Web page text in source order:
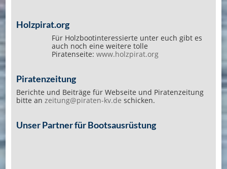
Holzpirat.org
Für Holzbootinteressierte unter euch gibt es
auch noch eine weitere tolle
Piratenseite: www.holzpirat.org
Piratenzeitung
Berichte und Beiträge für Webseite und Piratenzeitung
bitte an zeitung@piraten-kv.de schicken.
Unser Partner für Bootsausrüstung